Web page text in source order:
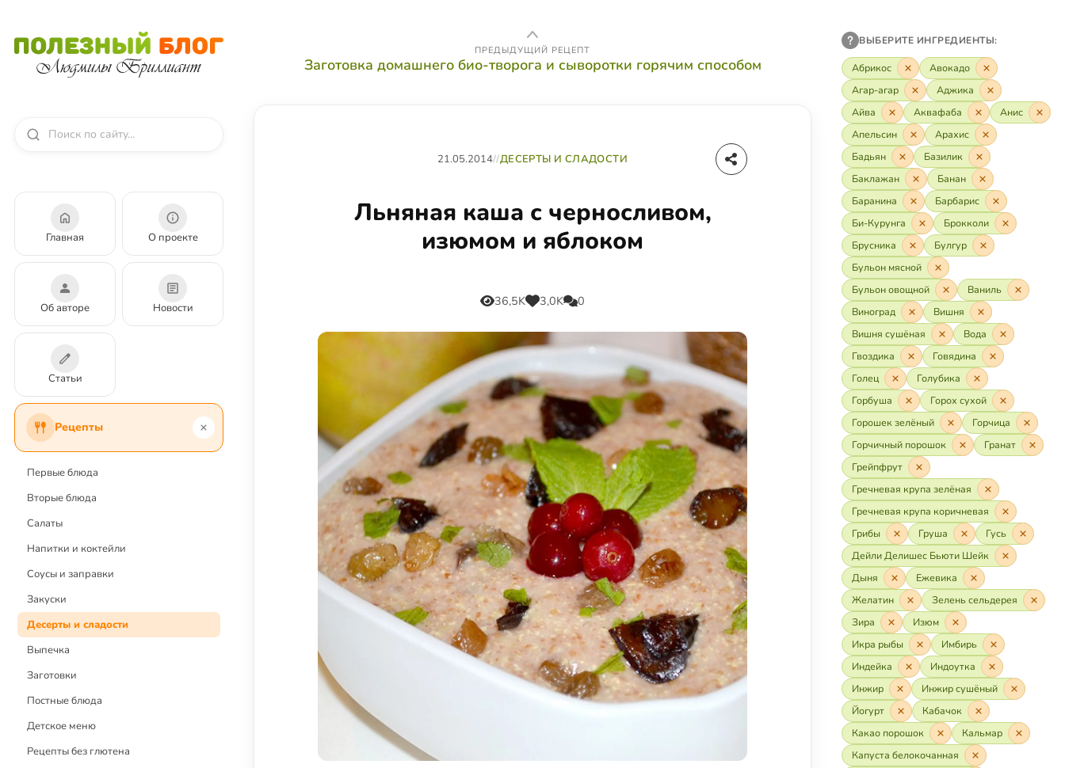
Главная О проекте
Об авторе Новости
Статьи
Рецепты
Первые блюда
Вторые блюда
Салаты
Напитки и коктейли
Соусы и заправки
Закуски
Десерты и сладости
Выпечка
Заготовки
Постные блюда
Детское меню
Рецепты без глютена
ПРЕДЫДУЩИЙ РЕЦЕПТ
Заготовка домашнего био-творога и сыворотки горячим способом
21.05.2014//ДЕСЕРТЫ И СЛАДОСТИ
Льняная каша с черносливом,
изюмом и яблоком
36,5K 3,0K 0
ВЫБЕРИТЕ ИНГРЕДИЕНТЫ:
Абрикос
Авокадо
Агар-агар
Аджика
Айва
Аквафаба
Анис
Апельсин
Арахис
Бадьян
Базилик
Баклажан
Банан
Баранина
Барбарис
Би-Курунга
Брокколи
Брусника
Булгур
Бульон мясной
Бульон овощной
Ваниль
Виноград
Вишня
Вишня сушёная
Вода
Гвоздика
Говядина
Голец
Голубика
Горбуша
Горох сухой
Горошек зелёный
Горчица
Горчичный порошок
Гранат
Грейпфрут
Гречневая крупа зелёная
Гречневая крупа коричневая
Грибы
Груша
Гусь
Дейли Делишес Бьюти Шейк
Дыня
Ежевика
Желатин
Зелень сельдерея
Зира
Изюм
Икра рыбы
Имбирь
Индейка
Индоутка
Инжир
Инжир сушёный
Йогурт
Кабачок
Какао порошок
Кальмар
Капуста белокочанная